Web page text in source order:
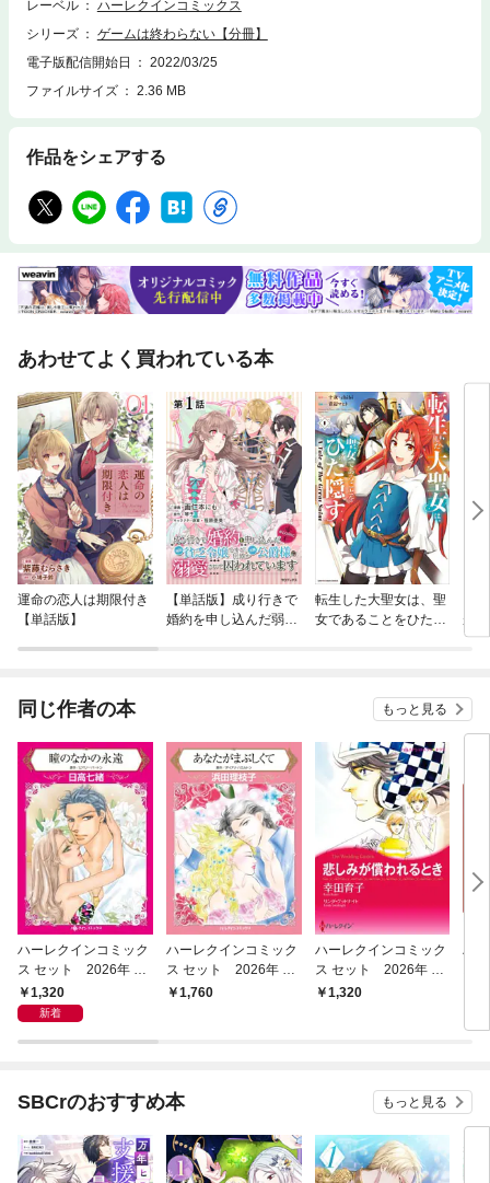
レーベル
ハーレクインコミックス
シリーズ
ゲームは終わらない【分冊】
電子版配信開始日
2022/03/25
ファイルサイズ
2.36 MB
作品をシェアする
あわせてよく買われている本
運命の恋人は期限付き
【単話版】
【単話版】成り行きで
婚約を申し込んだ弱気
転生した大聖女は、聖
女であることをひた隠
が
版
同じ作者の本 もっと見る
ハーレクインコミック
ス セット 2026年 vo
l.1005
1,320
新着
ハーレクインコミック
ス セット 2026年 vo
l.920
1,760
ハーレクインコミック
ス セット 2026年 vo
l.851
1,320
ハ
SBCrのおすすめ本 もっと見る